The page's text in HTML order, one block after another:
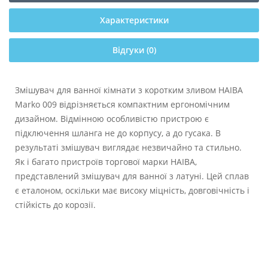
Характеристики
Відгуки (0)
Змішувач для ванної кімнати з коротким зливом HAIBA
Marko 009 відрізняється компактним ергономічним
дизайном. Відмінною особливістю пристрою є
підключення шланга не до корпусу, а до гусака. В
результаті змішувач виглядає незвичайно та стильно.
Як і багато пристроїв торгової марки HAIBA,
представлений змішувач для ванної з латуні. Цей сплав
є еталоном, оскільки має високу міцність, довговічність і
стійкість до корозії.